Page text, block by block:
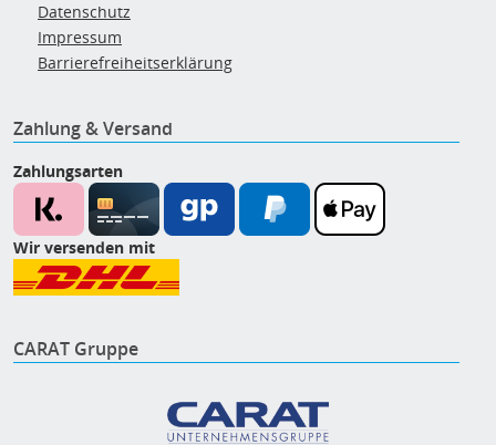
Datenschutz
Impressum
Barrierefreiheitserklärung
Zahlung & Versand
Zahlungsarten
Wir versenden mit
CARAT Gruppe